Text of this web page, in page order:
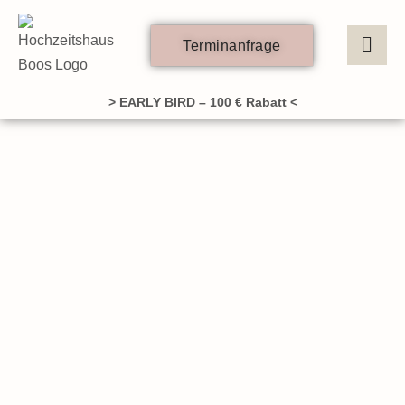
Zum
Inhalt
springen
Terminanfrage
> EARLY BIRD – 100 € Rabatt <